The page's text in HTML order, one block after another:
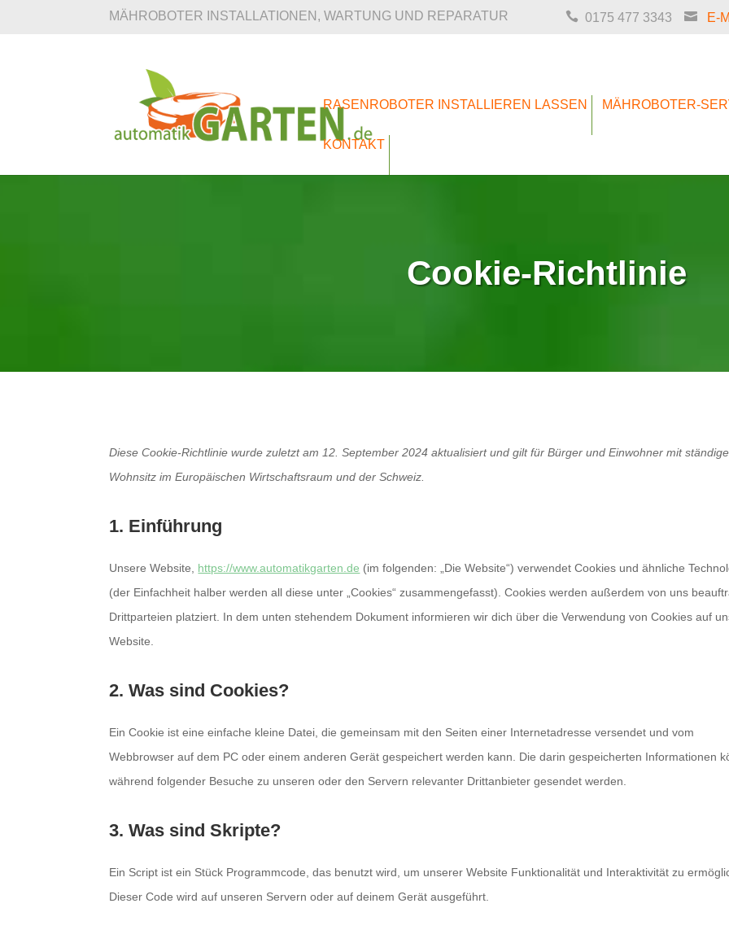
MÄHROBOTER INSTALLATIONEN, WARTUNG UND REPARATUR 0175 477 3343 E-
RASENROBOTER INSTALLIEREN LASSEN MÄHROBOTER-
KONTAKT
Cookie-Richtlinie
Diese Cookie-Richtlinie wurde zuletzt am 12. September 2024 aktualisiert und gilt für Bürger und Einwohner mit
Wohnsitz im Europäischen Wirtschaftsraum und der Schweiz.
1. Einführung
Unsere Website, https://www.automatikgarten.de (im folgenden: „Die Website“) verwendet Cookies und ähnliche
(der Einfachheit halber werden all diese unter „Cookies“ zusammengefasst). Cookies werden außerdem von uns
Drittparteien platziert. In dem unten stehendem Dokument informieren wir dich über die Verwendung von Cookies auf
Website.
2. Was sind Cookies?
Ein Cookie ist eine einfache kleine Datei, die gemeinsam mit den Seiten einer Internetadresse versendet und vom
Webbrowser auf dem PC oder einem anderen Gerät gespeichert werden kann. Die darin gespeicherten Informationen
während folgender Besuche zu unseren oder den Servern relevanter Drittanbieter gesendet werden.
3. Was sind Skripte?
Ein Script ist ein Stück Programmcode, das benutzt wird, um unserer Website Funktionalität und Interaktivität zu
Dieser Code wird auf unseren Servern oder auf deinem Gerät ausgeführt.